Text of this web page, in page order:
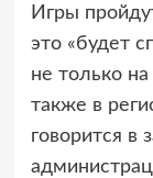
Игры
это «будет
не только
также в
говорится в